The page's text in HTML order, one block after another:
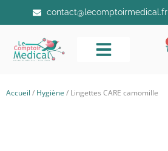
contact@lecomptoirmedical.fr
Accueil / Hygiène / Lingettes CARE camomille